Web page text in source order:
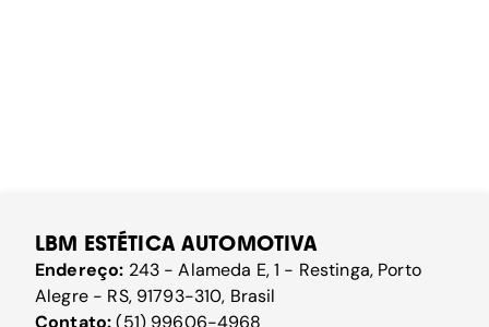
LBM ESTÉTICA AUTOMOTIVA
Endereço: 243 - Alameda E, 1 - Restinga, Porto
Alegre - RS, 91793-310, Brasil
Contato:(51) 99606-4968